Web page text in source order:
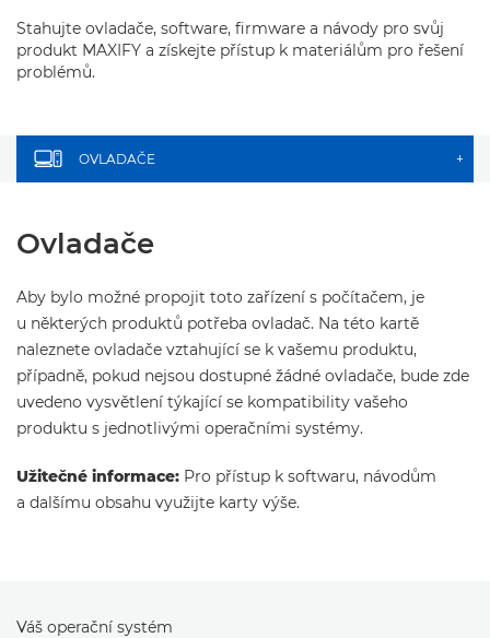
Stahujte ovladače, software, firmware a návody pro svůj
produkt MAXIFY a získejte přístup k materiálům pro řešení
problémů.
OVLADAČE +
Ovladače
Aby bylo možné propojit toto zařízení s počítačem, je
u některých produktů potřeba ovladač. Na této kartě
naleznete ovladače vztahující se k vašemu produktu,
případně, pokud nejsou dostupné žádné ovladače, bude zde
uvedeno vysvětlení týkající se kompatibility vašeho
produktu s jednotlivými operačními systémy.
Užitečné informace: Pro přístup k softwaru, návodům
a dalšímu obsahu využijte karty výše.
Váš operační systém